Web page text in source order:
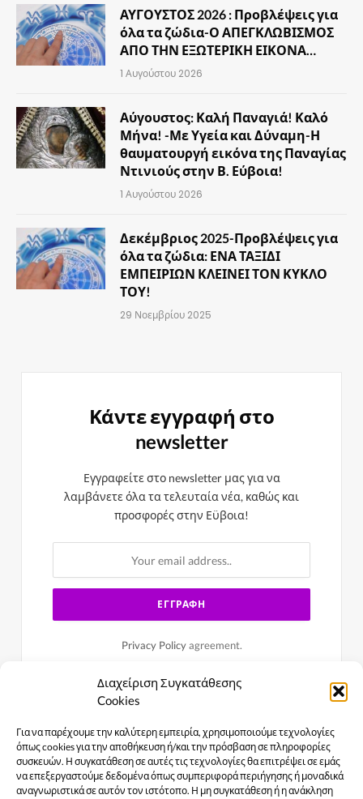
Διαχείριση Συγκατάθεσης
Cookies
Για να παρέχουμε την καλύτερη εμπειρία, χρησιμοποιούμε τεχνολογίες
όπως cookies για την αποθήκευση ή/και την πρόσβαση σε πληροφορίες
συσκευών. Η συγκατάθεση σε αυτές τις τεχνολογίες θα επιτρέψει σε εμάς
να επεξεργαστούμε δεδομένα όπως συμπεριφορά περιήγησης ή μοναδικά
αναγνωριστικά σε αυτόν τον ιστότοπο. Η μη συγκατάθεση ή η ανάκληση
ΑΥΓΟΥΣΤΟΣ 2026 : Προβλέψεις για
όλα τα ζώδια-Ο ΑΠΕΓΚΛΩΒΙΣΜΟΣ
ΑΠΟ ΤΗΝ ΕΞΩΤΕΡΙΚΗ ΕΙΚΟΝΑ…
1 Αυγούστου 2026
Αύγουστος: Καλή Παναγιά! Καλό
Μήνα! -Με Υγεία και Δύναμη-Η
θαυματουργή εικόνα της Παναγίας
Ντινιούς στην Β. Εύβοια!
1 Αυγούστου 2026
Δεκέμβριος 2025-Προβλέψεις για
όλα τα ζώδια: ΕΝΑ ΤΑΞΙΔΙ
ΕΜΠΕΙΡΙΩΝ ΚΛΕΙΝΕΙ ΤΟΝ ΚΥΚΛΟ
ΤΟΥ!
29 Νοεμβρίου 2025
Κάντε εγγραφή στο
newsletter
Εγγραφείτε στο newsletter μας για να
λαμβάνετε όλα τα τελευταία νέα, καθώς και
προσφορές στην Εϋβοια!
Privacy Policyagreement.